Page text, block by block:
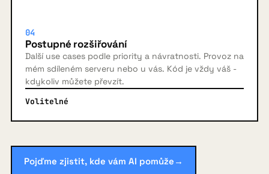
04
Postupné rozšiřování
Další use cases podle priority a návratnosti. Provoz na
mém sdíleném serveru nebo u vás. Kód je vždy váš -
kdykoliv můžete převzít.
Volitelné
Pojďme zjistit, kde vám AI pomůže →